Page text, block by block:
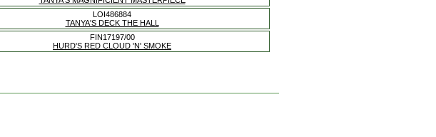
LOI486884
TANYA'S DECK THE HALL
FIN17197/00
HURD'S RED CLOUD 'N' SMOKE